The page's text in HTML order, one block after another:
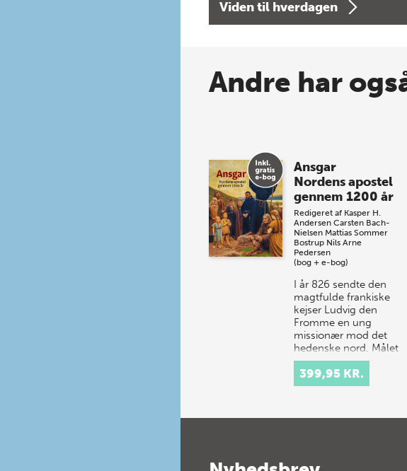
Viden til hverdagen
Andre har
Ansgar
Nordens apostel
gennem 1200 år
Redigeret af Kasper H.
Andersen Carsten Bach-
Nielsen Mattias Sommer
Bostrup Nils Arne
Pedersen
(bog + e-bog)
I år 826 sendte den
magtfulde frankiske
kejser Ludvig den
Fromme en ung
missionær mod det
hedenske nord. Målet
var klart: at kristne
danerne og andre…
399,95 KR.